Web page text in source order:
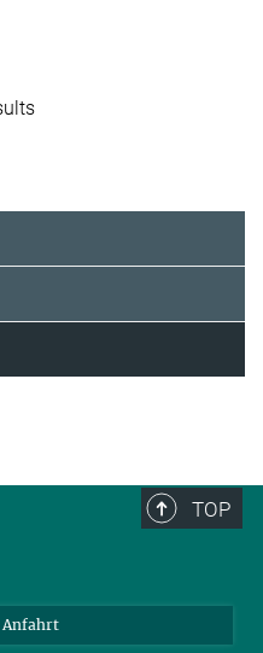
TOP
Anfahrt